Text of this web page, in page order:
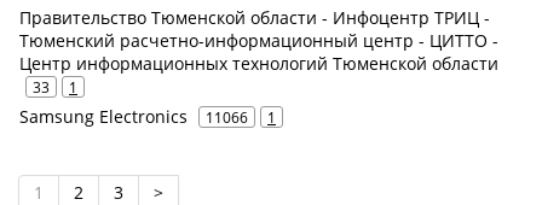
Правительство Тюменской области - Инфоцентр ТРИЦ -
Тюменский расчетно-информационный центр - ЦИТТО -
Центр информационных технологий Тюменской области
33 1
Samsung Electronics 11066 1
1 2 3 >